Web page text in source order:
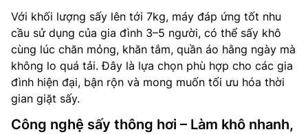
Với khối lượng sấy lên tới 7kg, máy đáp ứng tốt nhu
cầu sử dụng của gia đình 3–5 người, có thể sấy khô
cùng lúc chăn mỏng, khăn tắm, quần áo hằng ngày mà
không lo quá tải. Đây là lựa chọn phù hợp cho các gia
đình hiện đại, bận rộn và mong muốn tối ưu hóa thời
gian giặt sấy.
Công nghệ sấy thông hơi – Làm khô nhanh,